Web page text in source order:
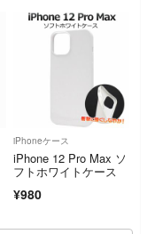
iPhoneケース
iPhone 12 Pro Max ソ
フトホワイトケース
¥980